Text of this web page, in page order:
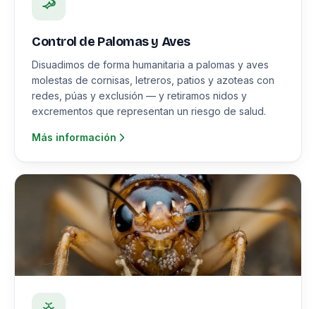
Control de Palomas y Aves
Disuadimos de forma humanitaria a palomas y aves
molestas de cornisas, letreros, patios y azoteas con
redes, púas y exclusión — y retiramos nidos y
excrementos que representan un riesgo de salud.
Más información